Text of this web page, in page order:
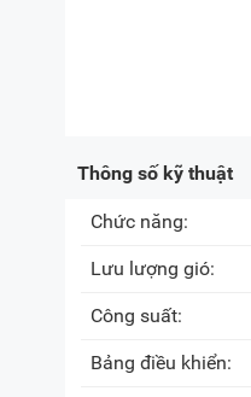
Thông số kỹ thuật
Chức năng:
Lưu lượng gió:
Công suất:
Bảng điều khiển: